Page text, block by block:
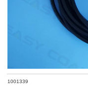
1001339